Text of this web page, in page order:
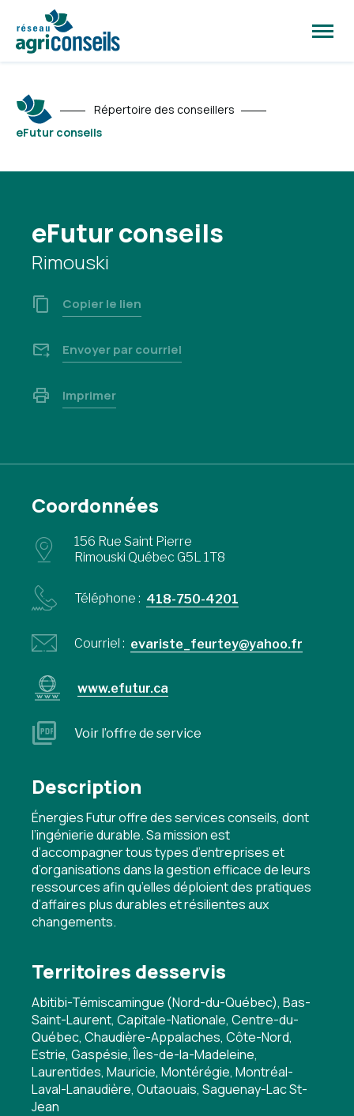
la
Répertoire des conseillers
eFutur conseils
eFutur conseils
Rimouski
Copier le lien
Envoyer par courriel
Imprimer
Coordonnées
156 Rue Saint Pierre
Rimouski Québec G5L 1T8
Téléphone : 418-750-4201
Courriel : evariste_feurtey@yahoo.fr
www.efutur.ca
Voir l’offre de service
Description
Énergies Futur offre des services conseils, dont
l’ingénierie durable. Sa mission est
d’accompagner tous types d’entreprises et
d’organisations dans la gestion efficace de leurs
ressources afin qu’elles déploient des pratiques
d’affaires plus durables et résilientes aux
changements.
Territoires desservis
Abitibi-Témiscamingue (Nord-du-Québec), Bas-
Saint-Laurent, Capitale-Nationale, Centre-du-
Québec, Chaudière-Appalaches, Côte-Nord,
Estrie, Gaspésie, Îles-de-la-Madeleine,
Laurentides, Mauricie, Montérégie, Montréal-
Laval-Lanaudière, Outaouais, Saguenay-Lac St-
Jean